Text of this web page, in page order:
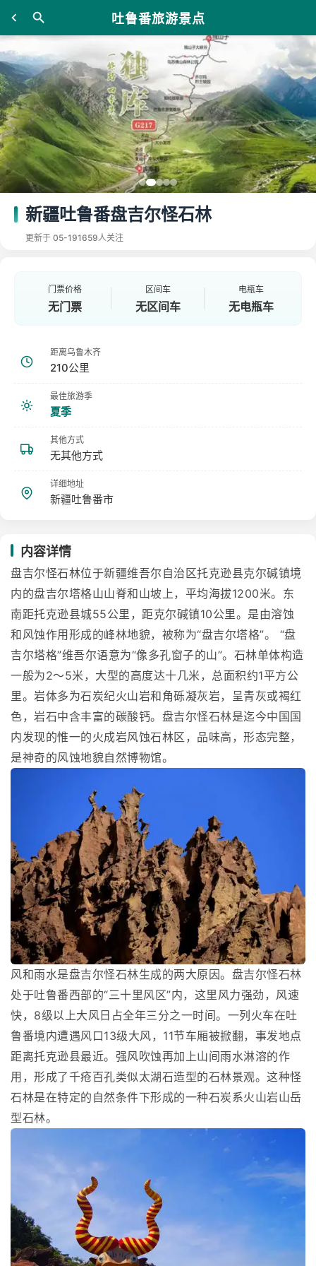
吐鲁番旅游景点
新疆吐鲁番盘吉尔怪石林
更新于 05-191659人关注
门票价格
无门票
区间车
无区间车
电瓶车
无电瓶车
距离乌鲁木齐
210公里
最佳旅游季
夏季
其他方式
无其他方式
详细地址
新疆吐鲁番市
内容详情
盘吉尔怪石林位于新疆维吾尔自治区托克逊县克尔碱镇境
内的盘吉尔塔格山山脊和山坡上，平均海拔1200米。东
南距托克逊县城55公里，距克尔碱镇10公里。是由溶蚀
和风蚀作用形成的峰林地貌，被称为“盘吉尔塔格”。 “盘
吉尔塔格”维吾尔语意为“像多孔窗子的山”。石林单体构造
一般为2～5米，大型的高度达十几米，总面积约1平方公
里。岩体多为石炭纪火山岩和角砾凝灰岩，呈青灰或褐红
色，岩石中含丰富的碳酸钙。盘吉尔怪石林是迄今中国国
内发现的惟一的火成岩风蚀石林区，品味高，形态完整，
是神奇的风蚀地貌自然博物馆。
风和雨水是盘吉尔怪石林生成的两大原因。盘吉尔怪石林
处于吐鲁番西部的“三十里风区”内，这里风力强劲，风速
快，8级以上大风日占全年三分之一时间。一列火车在吐
鲁番境内遭遇风口13级大风，11节车厢被掀翻，事发地点
距离托克逊县最近。强风吹蚀再加上山间雨水淋溶的作
用，形成了千疮百孔类似太湖石造型的石林景观。这种怪
石林是在特定的自然条件下形成的一种石炭系火山岩山岳
型石林。